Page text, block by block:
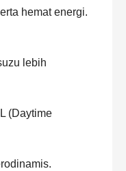
hemat energi.
lebih
(Daytime